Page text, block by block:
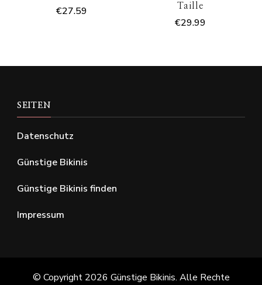
€27.59
Taille
€29.99
SEITEN
Datenschutz
Günstige Bikinis
Günstige Bikinis finden
Impressum
© Copyright 2026 Günstige Bikinis. Alle Rechte